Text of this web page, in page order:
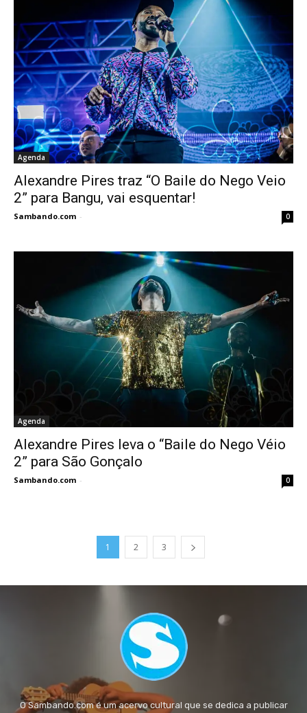
Agenda
Alexandre Pires traz “O Baile do Nego Veio
2” para Bangu, vai esquentar!
Sambando.com - 0
Agenda
Alexandre Pires leva o “Baile do Nego Véio
2” para São Gonçalo
Sambando.com - 0
1 2 3
O Sambando.com é um acervo cultural que se dedica a publicar